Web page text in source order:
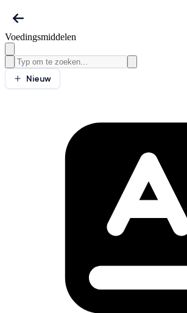
Voedingsmiddelen
Nieuw